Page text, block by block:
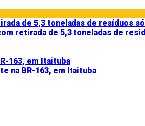
retirada de 5,3 toneladas de
na BR-163, em Itaituba